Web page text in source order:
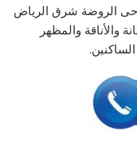
حى الروضة شرق الرياض
والأناقة والمظهر